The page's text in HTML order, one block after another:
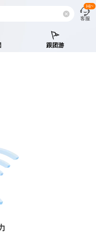
客服
Hi~
跟团游